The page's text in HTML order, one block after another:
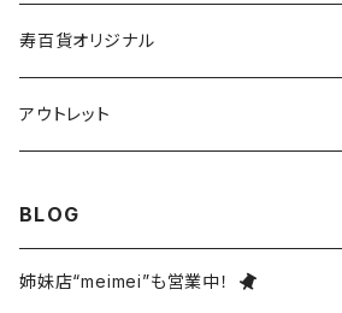
寿百貨オリジナル
アウトレット
BLOG
姉妹店“meimei”も営業中！